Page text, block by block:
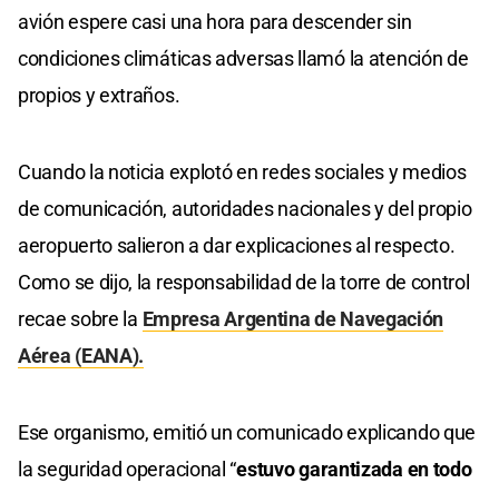
avión espere casi una hora para descender sin
condiciones climáticas adversas llamó la atención de
propios y extraños.
Cuando la noticia explotó en redes sociales y medios
de comunicación, autoridades nacionales y del propio
aeropuerto salieron a dar explicaciones al respecto.
Como se dijo, la responsabilidad de la torre de control
recae sobre la Empresa Argentina de Navegación
Aérea (EANA).
Ese organismo, emitió un comunicado explicando que
la seguridad operacional “estuvo garantizada en todo